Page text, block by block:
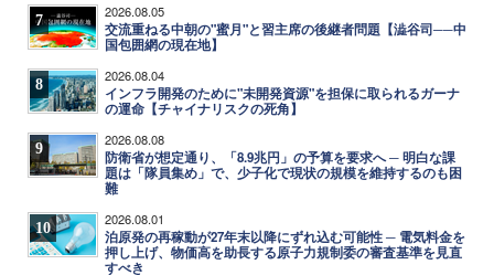
7 2026.08.05
交流重ねる中朝の"蜜月"と習主席の後継者問題【澁谷司──中
国包囲網の現在地】
8 2026.08.04
インフラ開発のために"未開発資源"を担保に取られるガーナ
の運命【チャイナリスクの死角】
9 2026.08.08
防衛省が想定通り、「8.9兆円」の予算を要求へ ─ 明白な課
題は「隊員集め」で、少子化で現状の規模を維持するのも困
難
10 2026.08.01
泊原発の再稼動が27年末以降にずれ込む可能性 ─ 電気料金を
押し上げ、物価高を助長する原子力規制委の審査基準を見直
すべき